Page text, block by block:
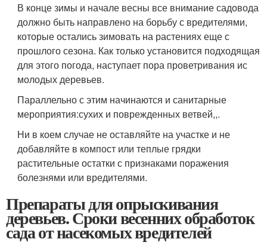
В конце зимы и начале весны все внимание садовода
должно быть направлено на борьбу с вредителями,
которые остались зимовать на растениях еще с
прошлого сезона. Как только установится подходящая
для этого погода, наступает пора проветривания ис
молодых деревьев.
Параллельно с этим начинаются и санитарные
мероприятия:сухих и поврежденных ветвей,,.
Ни в коем случае не оставляйте на участке и не
добавляйте в компост или теплые грядки
растительные остатки с признаками поражения
болезнями или вредителями.
Препараты для опрыскивания
деревьев. Сроки весенних обработок
сада от насекомых вредителей